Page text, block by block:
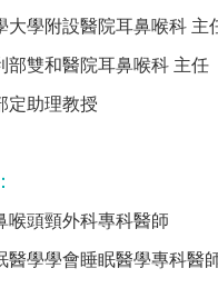
大學附設醫院耳鼻喉科 主
部雙和醫院耳鼻喉科 主任
定助理教授
喉頭頸外科專科醫師
醫學學會睡眠醫學專科醫